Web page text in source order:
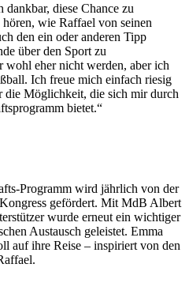
diese Chance zu
wie Raffael von seinen
den ein oder anderen Tipp
über den Sport zu
eher nicht werden, aber ich
Ich freue mich einfach riesig
die Möglichkeit, die sich mir durch
bietet.“
Programm wird jährlich von der
gefördert. Mit MdB Albert
wurde erneut ein wichtiger
Austausch geleistet. Emma
auf ihre Reise – inspiriert von den